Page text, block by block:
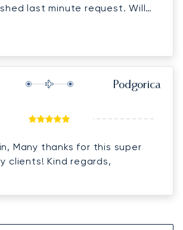
last minute request. Will
with Lunajets next time.
Podgorica
Many thanks for this super
clients! Kind regards,